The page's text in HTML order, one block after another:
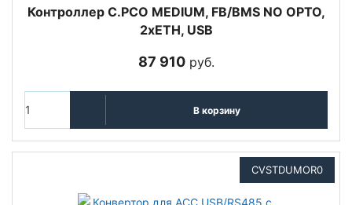
Контроллер C.PCO MEDIUM, FB/BMS NO OPTO,
2xETH, USB
87 910руб.
В корзину
CVSTDUMOR0